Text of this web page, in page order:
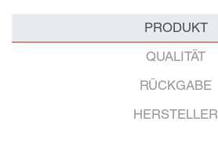
PRODUKT
QUALITÄT
RÜCKGABE
HERSTELLER